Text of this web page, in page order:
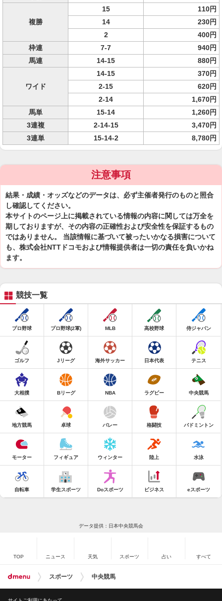
複勝
15
110円
14
230円
2
400円
枠連
7-7
940円
馬連
14-15 880円
ワイド
14-15
370円
2-15
620円
2-14
1,670円
馬単
15-14
1,260円
3連複
2-14-15
3,470円
3連単
15-14-2 8,780円
注意事項
結果・成績・オッズなどのデータは、必ず主催者発行のものと照合
し確認してください。
本サイトのページ上に掲載されている情報の内容に関しては万全を
期しておりますが、その内容の正確性および安全性を保証するもの
ではありません。 当該情報に基づいて被ったいかなる損害について
も、株式会社NTTドコモおよび情報提供者は一切の責任を負いかね
ます。
競技一覧
プロ野球 プロ野球(2軍) MLB 高校野球 侍ジャパン
ゴルフ Jリーグ 海外サッカー 日本代表 テニス
大相撲 Bリーグ NBA ラグビー 中央競馬
地方競馬 卓球 バレー 格闘技 バドミントン
モーター フィギュア ウィンター 陸上 水泳
自転車 学生スポーツ Doスポーツ ビジネス eスポーツ
データ提供：日本中央競馬会
TOP ニュース 天気 スポーツ 占い すべて
スポーツ 中央競馬